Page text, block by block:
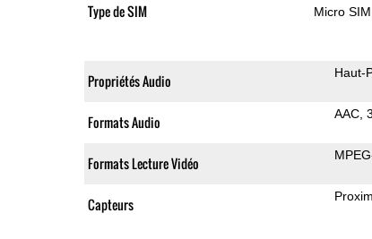
Type de SIM Micro SIM
Propriétés Audio Haut-
Formats Audio AAC
Formats Lecture Vidéo
Capteurs